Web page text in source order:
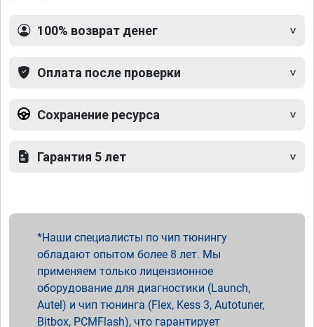
100% возврат денег
Оплата после проверки
Сохранение ресурса
Гарантия 5 лет
Наши специалисты по чип тюнингу
обладают опытом более 8 лет. Мы
применяем только лицензионное
оборудование для диагностики (Launch,
Autel) и чип тюнинга (Flex, Kess 3, Autotuner,
Bitbox, PCMFlash), что гарантирует